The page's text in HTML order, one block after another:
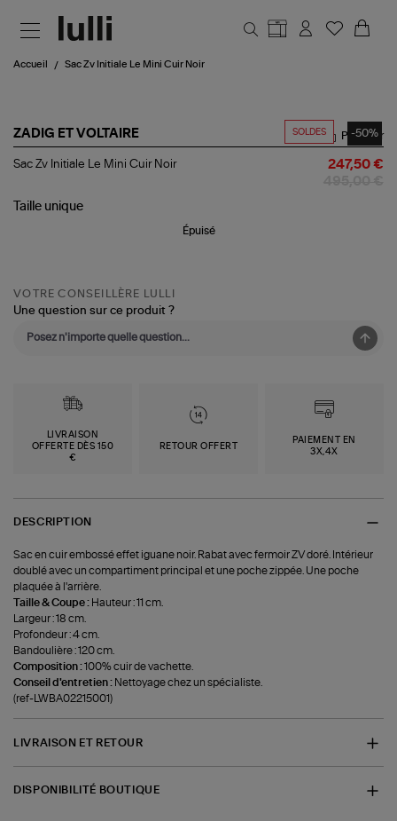
Accueil Sac Zv Initiale Le Mini Cuir Noir
SOLDES -50%
ZADIG ET VOLTAIRE
Sac
Le
Partager
Sac Zv Initiale Le Mini Cuir Noir 247,50 €
Taille unique
Épuisé
VOTRE CONSEILLÈRE LULLI
Une question sur ce produit ?
LIVRAISON
OFFERTE DÈS 150
€
RETOUR OFFERT
PAIEMENT EN
3X,4X
DESCRIPTION
Sac en cuir embossé effet iguane noir. Rabat avec fermoir ZV doré. Intérieur
doublé avec un compartiment principal et une poche zippée. Une poche
plaquée à l'arrière.
Taille & Coupe : Hauteur : 11 cm.
Largeur : 18 cm.
Profondeur : 4 cm.
Bandoulière : 120 cm.
Composition :100% cuir de vachette.
Conseil d'entretien : Nettoyage chez un spécialiste.
(ref-LWBA02215001)
LIVRAISON ET RETOUR
DISPONIBILITÉ BOUTIQUE